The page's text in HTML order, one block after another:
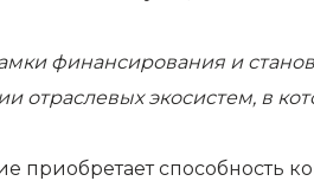
финансирования и
отраслевых экосистем, в
приобретает